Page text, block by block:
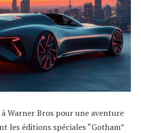
Warner Bros pour une aventure
les éditions spéciales “Gotham”